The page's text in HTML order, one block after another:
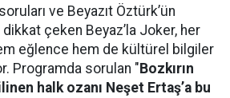
ve Beyazıt Öztürk’ün
çeken Beyaz’la Joker, her
eğlence hem de kültürel bilgiler
Programda sorulan "Bozkırın
halk ozanı Neşet Ertaş’a bu